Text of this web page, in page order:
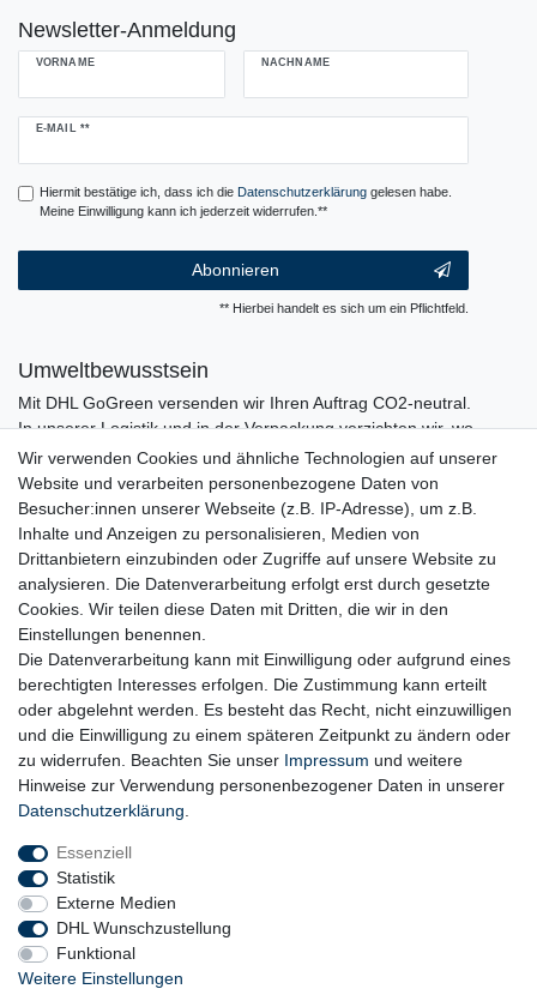
Newsletter-Anmeldung
VORNAME NACHNAME
E-MAIL **
Newsletter
Hiermit bestätige ich, dass ich die Daten­schutz­erklärunggelesen habe.
Meine Einwilligung kann ich jederzeit widerrufen.**
Abonnieren
** Hierbei handelt es sich um ein Pflichtfeld.
Umweltbewusstsein
Mit DHL GoGreen versenden wir Ihren Auftrag CO2-neutral.
In unserer Logistik und in der Verpackung verzichten wir, wo
immer es möglich ist, auf den Einsatz von Kunststoffen und
Plastik.
Widerrufs­recht
Wir verwenden Cookies und ähnliche Technologien auf unserer
Website und verarbeiten personenbezogene Daten von
Besucher:innen unserer Webseite (z.B. IP-Adresse), um z.B.
Inhalte und Anzeigen zu personalisieren, Medien von
Drittanbietern einzubinden oder Zugriffe auf unsere Website zu
analysieren. Die Datenverarbeitung erfolgt erst durch gesetzte
Cookies. Wir teilen diese Daten mit Dritten, die wir in den
Einstellungen benennen.
Die Datenverarbeitung kann mit Einwilligung oder aufgrund eines
berechtigten Interesses erfolgen. Die Zustimmung kann erteilt
oder abgelehnt werden. Es besteht das Recht, nicht einzuwilligen
und die Einwilligung zu einem späteren Zeitpunkt zu ändern oder
zu widerrufen. Beachten Sie unser Impressum und weitere
Hinweise zur Verwendung personenbezogener Daten in unserer
Daten­schutz­erklärung
Essenziell
Statistik
Externe Medien
DHL Wunschzustellung
Funktional
Weitere Einstellungen